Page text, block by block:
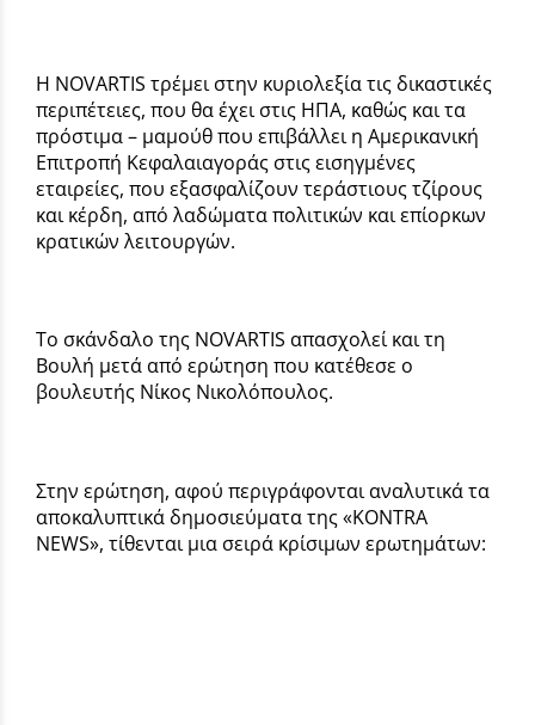
Η NOVARTIS τρέμει στην κυριολεξία τις δικαστικές
περιπέτειες, που θα έχει στις ΗΠΑ, καθώς και τα
πρόστιμα – μαμούθ που επιβάλλει η Αμερικανική
Επιτροπή Κεφαλαιαγοράς στις εισηγμένες
εταιρείες, που εξασφαλίζουν τεράστιους τζίρους
και κέρδη, από λαδώματα πολιτικών και επίορκων
κρατικών λειτουργών.
Το σκάνδαλο της NOVARTIS απασχολεί και τη
Βουλή μετά από ερώτηση που κατέθεσε ο
βουλευτής Νίκος Νικολόπουλος.
Στην ερώτηση, αφού περιγράφονται αναλυτικά τα
αποκαλυπτικά δημοσιεύματα της «KONTRA
NEWS», τίθενται μια σειρά κρίσιμων ερωτημάτων: